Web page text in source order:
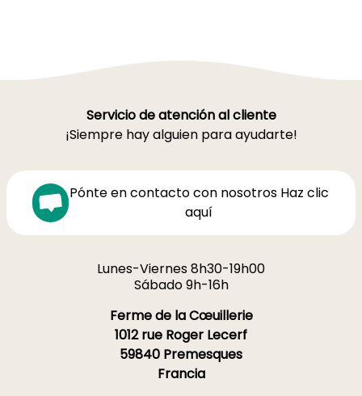
Servicio de atención al cliente
¡Siempre hay alguien para ayudarte!
Pónte en contacto con nosotros Haz clic
aquí
Lunes-Viernes 8h30-19h00
Sábado 9h-16h
Ferme de la Cœuillerie
1012 rue Roger Lecerf
59840 Premesques
Francia